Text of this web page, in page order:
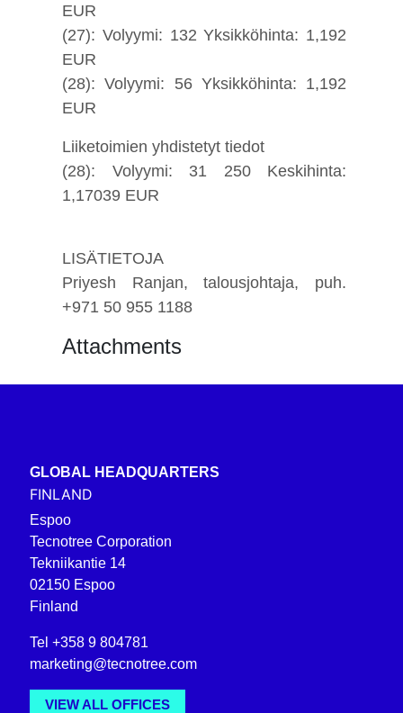
EUR
(27): Volyymi: 132 Yksikköhinta: 1,192
EUR
(28): Volyymi: 56 Yksikköhinta: 1,192
EUR
Liiketoimien yhdistetyt tiedot
(28): Volyymi: 31 250 Keskihinta:
1,17039 EUR
LISÄTIETOJA
Priyesh Ranjan, talousjohtaja, puh.
+971 50 955 1188
Attachments
GLOBAL HEADQUARTERS
FINLAND
Espoo
Tecnotree Corporation
Tekniikantie 14
02150 Espoo
Finland
Tel +358 9 804781
marketing@tecnotree.com
VIEW ALL OFFICES